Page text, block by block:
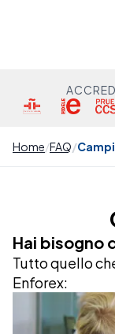
Home FAQ
Hai bisogno
Tutto quello
Enforex: